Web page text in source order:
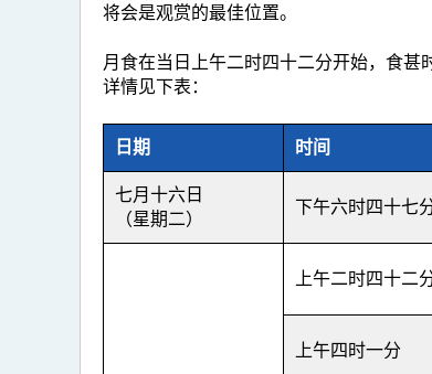
将会是观赏的最佳位置。
月食在当日上午二时四十二分开始，食
详情见下表：
日期 时间
七月十六日
（星期二）
下午六时四十七
上午二时四十二
上午四时一分